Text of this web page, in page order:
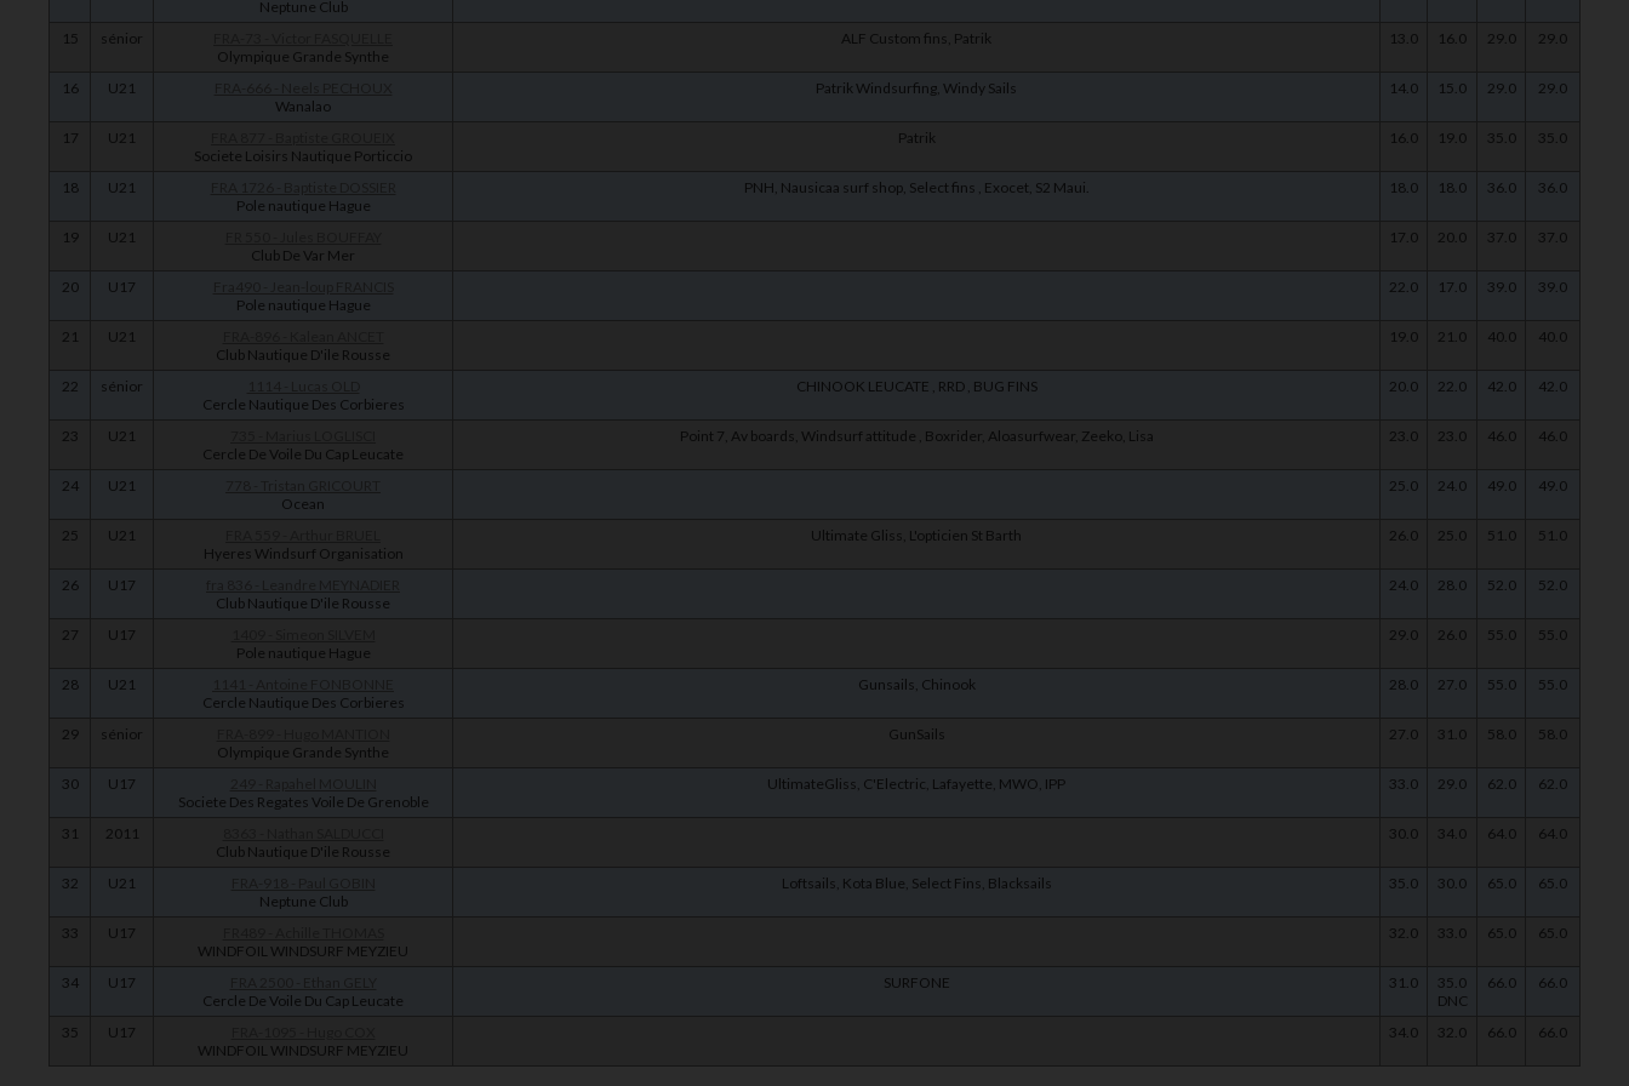
Neptune Club
15 sénior
Olympique Grande Synthe
ALF Custom fins, Patrik 13.0 16.0 29.0 29.0
16 U21
Wanalao
Patrik Windsurfing, Windy Sails 14.0 15.0 29.0 29.0
17 U21
Societe Loisirs Nautique Porticcio
Patrik 16.0 19.0 35.0 35.0
18 U21
Pole nautique Hague
PNH, Nausicaa surf shop, Select fins , Exocet, S2 Maui. 18.0 18.0 36.0 36.0
19 U21
Club De Var Mer
17.0 20.0 37.0 37.0
20 U17
Pole nautique Hague
22.0 17.0 39.0 39.0
21 U21
Club Nautique D'ile Rousse
19.0 21.0 40.0 40.0
22 sénior
Cercle Nautique Des Corbieres
CHINOOK LEUCATE , RRD , BUG FINS 20.0 22.0 42.0 42.0
23 U21
Cercle De Voile Du Cap Leucate
Point 7, Av boards, Windsurf attitude , Boxrider, Aloasurfwear, Zeeko, Lisa 23.0 23.0 46.0 46.0
24 U21
Ocean
25.0 24.0 49.0 49.0
25 U21
Hyeres Windsurf Organisation
Ultimate Gliss, L'opticien St Barth 26.0 25.0 51.0 51.0
26 U17
Club Nautique D'ile Rousse
24.0 28.0 52.0 52.0
27 U17
Pole nautique Hague
29.0 26.0 55.0 55.0
28 U21
Cercle Nautique Des Corbieres
Gunsails, Chinook 28.0 27.0 55.0 55.0
29 sénior
Olympique Grande Synthe
GunSails 27.0 31.0 58.0 58.0
30 U17
Societe Des Regates Voile De Grenoble
UltimateGliss, C'Electric, Lafayette, MWO, IPP 33.0 29.0 62.0 62.0
31 2011
Club Nautique D'ile Rousse
30.0 34.0 64.0 64.0
32 U21
Neptune Club
Loftsails, Kota Blue, Select Fins, Blacksails 35.0 30.0 65.0 65.0
33 U17
WINDFOIL WINDSURF MEYZIEU
32.0 33.0 65.0 65.0
34 U17
Cercle De Voile Du Cap Leucate
SURFONE 31.0
35.0
DNC
66.0 66.0
35 U17
WINDFOIL WINDSURF MEYZIEU
34.0 32.0 66.0 66.0